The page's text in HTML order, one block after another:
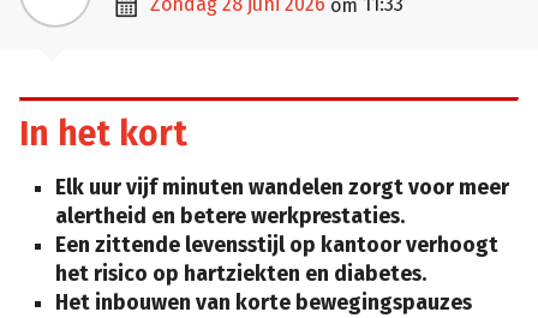
 om
In het kort
Elk uur vijf minuten wandelen zorgt voor meer
alertheid en betere werkprestaties.
Een zittende levensstijl op kantoor verhoogt
het risico op hartziekten en diabetes.
Het inbouwen van korte bewegingspauzes